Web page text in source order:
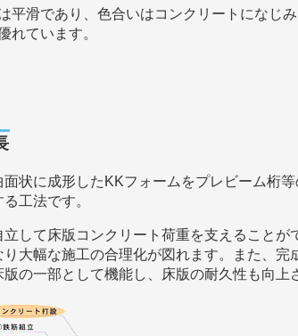
平滑であり、色合いはコンクリートになじ
れています。
状に成形したKKフォームをプレビーム桁
工法です。
して床版コンクリート荷重を支えることが
大幅な施工の合理化が図れます。また、完
の一部として機能し、床版の耐久性も向上